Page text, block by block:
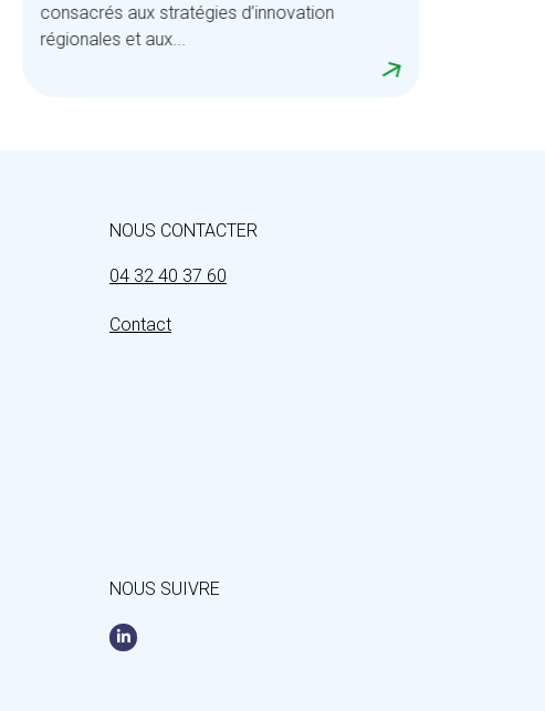
consacrés aux stratégies d’innovation
régionales et aux...
NOUS CONTACTER
04 32 40 37 60
Contact
NOUS SUIVRE